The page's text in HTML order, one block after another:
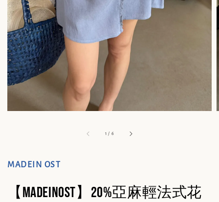
1 / 6
MADEIN OST
【MADEINOST】20%亞麻輕法式花